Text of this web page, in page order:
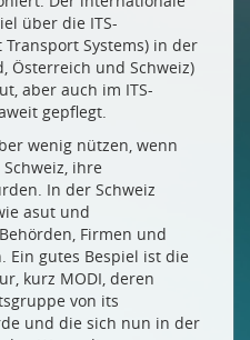
über die ITS-
Systems) in der
Österreich und Schweiz)
aber auch im ITS-
gepflegt.
wenig nützen, wenn
ihre
In der Schweiz
asut und
Firmen und
Ein gutes Bespiel ist die
kurz MODI, deren
von its
und die sich nun in der